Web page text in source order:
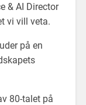
& AI Director
vi vill veta.
på en
80-talet på